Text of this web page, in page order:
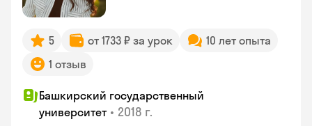
5 от 1733 ₽ за урок
10 лет опыта
1 отзыв
Башкирский государственный
университет • 2018 г.